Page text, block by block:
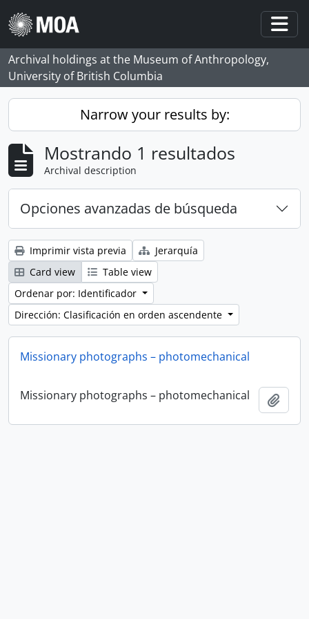
Skip to main content
Archival holdings at the Museum of Anthropology,
University of British Columbia
Narrow your results by:
Mostrando 1 resultados
Archival description
Opciones avanzadas de búsqueda
Imprimir vista previa
Jerarquía
Card view
Table view
Ordenar por: Identificador
Dirección: Clasificación en orden ascendente
Missionary photographs – photomechanical
Missionary photographs – photomechanical